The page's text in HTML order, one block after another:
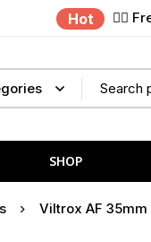
Hot ✌🏼
SHOP
Viltrox AF 35mm